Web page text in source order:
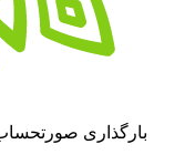
بارگذاری